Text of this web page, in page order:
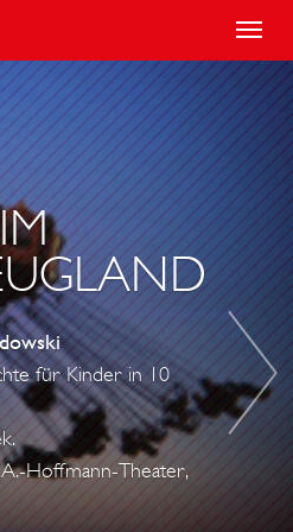
T
o
g
g
g
T
I
A
E
L
für Kinder in 10
Hoffmann-Theater,